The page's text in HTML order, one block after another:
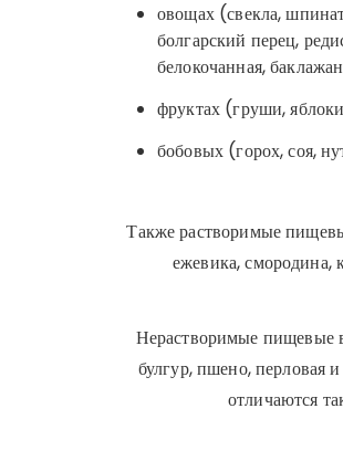
овощах (свекла,
болгарский перец,
белокочанная,
фруктах (груши,
бобовых (горох, соя,
Также растворимые
ежевика, смородина,
Нерастворимые пищевые
булгур, пшено, перловая
отличаются